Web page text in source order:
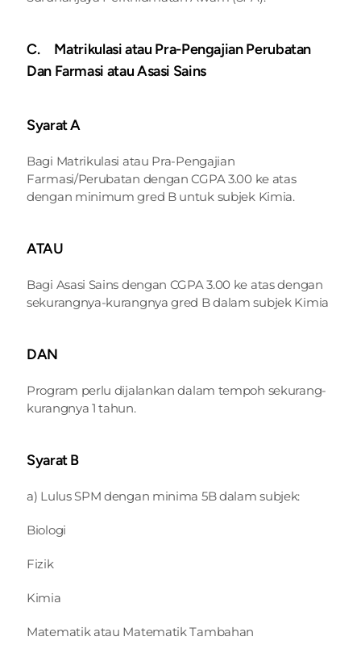
C.     Matrikulasi atau Pra-Pengajian Perubatan
Dan Farmasi atau Asasi Sains
Syarat A
Bagi Matrikulasi atau Pra-Pengajian
Farmasi/Perubatan dengan CGPA 3.00 ke atas
dengan minimum gred B untuk subjek Kimia.
ATAU
Bagi Asasi Sains dengan CGPA 3.00 ke atas dengan
sekurangnya-kurangnya gred B dalam subjek Kimia
DAN
Program perlu dijalankan dalam tempoh sekurang-
kurangnya 1 tahun.
Syarat B
a) Lulus SPM dengan minima 5B dalam subjek:
Biologi
Fizik
Kimia
Matematik atau Matematik Tambahan